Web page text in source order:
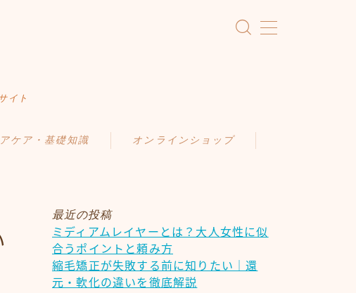
イト
ケア・基礎知識
ヘアケア
オンラインショップ
最近の投稿
ミディアムレイヤーとは？大人女性に似
合うポイントと頼み方
縮毛矯正が失敗する前に知りたい｜還
元・軟化の違いを徹底解説